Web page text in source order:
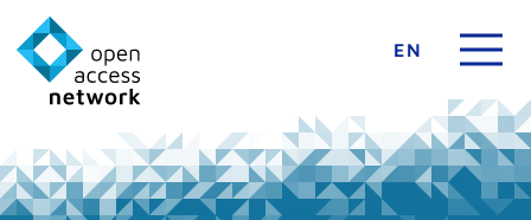
EN